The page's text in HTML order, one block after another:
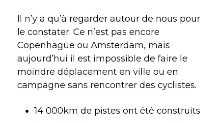
Il n’y a qu’à regarder autour de nous pour
le constater. Ce n’est pas encore
Copenhague ou Amsterdam, mais
aujourd’hui il est impossible de faire le
moindre déplacement en ville ou en
campagne sans rencontrer des cyclistes.
14 000km de pistes ont été construits